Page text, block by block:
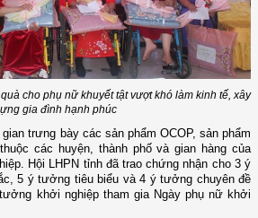
cho phụ nữ khuyết tật vượt khó làm kinh tế, xây
gia đình hạnh phúc
trưng bày các sản phẩm OCOP, sản phẩm
các huyện, thành phố và gian hàng của
Hội LHPN tỉnh đã trao chứng nhận cho 3 ý
5 ý tưởng tiêu biểu và 4 ý tưởng chuyên đề
khởi nghiệp tham gia Ngày phụ nữ khởi